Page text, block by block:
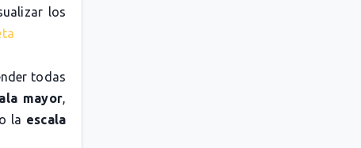
los
todas
mayor,
la escala